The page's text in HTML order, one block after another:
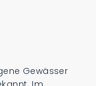
Gewässer